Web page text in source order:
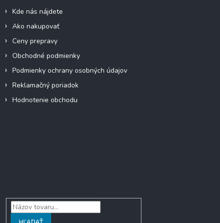
Kde nás nájdete
Ako nakupovať
Ceny prepravy
Obchodné podmienky
Podmienky ochrany osobných údajov
Reklamačný poriadok
Hodnotenie obchodu